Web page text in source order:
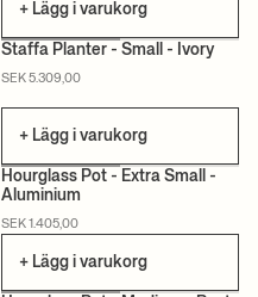
+ Lägg i varukorg
Staffa Planter - Small - Ivory
SEK 5.309,00
+ Lägg i varukorg
Hourglass Pot - Extra Small -
Aluminium
SEK 1.405,00
+ Lägg i varukorg